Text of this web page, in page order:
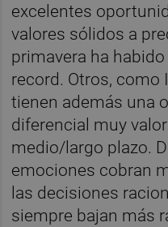
excelentes
valores sólidos a
primavera ha
record. Otros, como
tienen además una
diferencial muy
medio/largo plazo.
emociones cobran
las decisiones
siempre bajan más